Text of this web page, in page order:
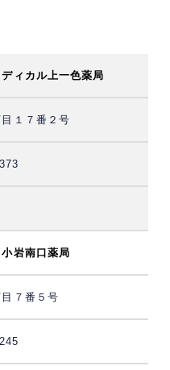
ィカル上一色薬局
目１７番２号
岩南口薬局
７番５号